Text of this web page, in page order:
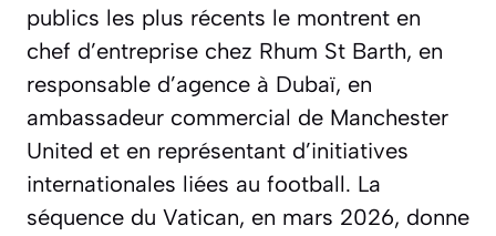
publics les plus récents le montrent en
chef d’entreprise chez Rhum St Barth, en
responsable d’agence à Dubaï, en
ambassadeur commercial de Manchester
United et en représentant d’initiatives
internationales liées au football. La
séquence du Vatican, en mars 2026, donne